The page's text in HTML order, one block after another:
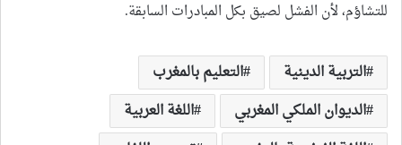
للتشاؤم، لأن الفشل لصيق بكل المبادرات السابقة.
التربية الدينية
التعليم بالمغرب
الديوان الملكي المغربي
اللغة العربية